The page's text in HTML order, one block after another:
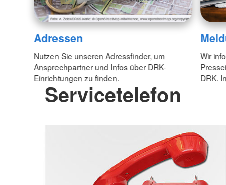
Adressen
Nutzen Sie unseren Adressfinder, um
Ansprechpartner und Infos über DRK-
Einrichtungen zu finden.
Wir
DRK.
Servicetelefon